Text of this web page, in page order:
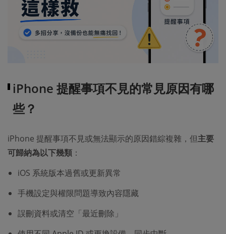
iPhone 提醒事項不見的常見原因有哪
些？
iPhone 提醒事項不見或無法顯示的原因錯綜複雜，但主要
可歸納為以下幾類 ：
iOS 系統版本過舊或更新異常
手機設定與權限問題導致內容隱藏
誤刪資料或清空「最近刪除」